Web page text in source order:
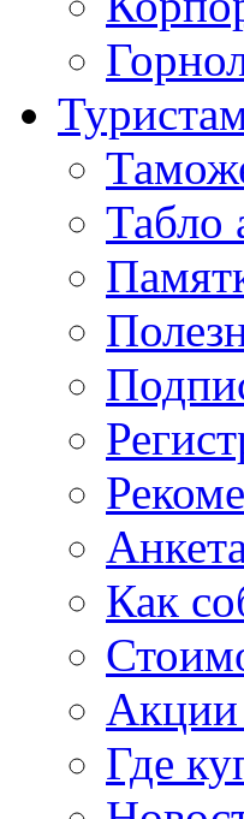
Табло
Как
Акции
Где